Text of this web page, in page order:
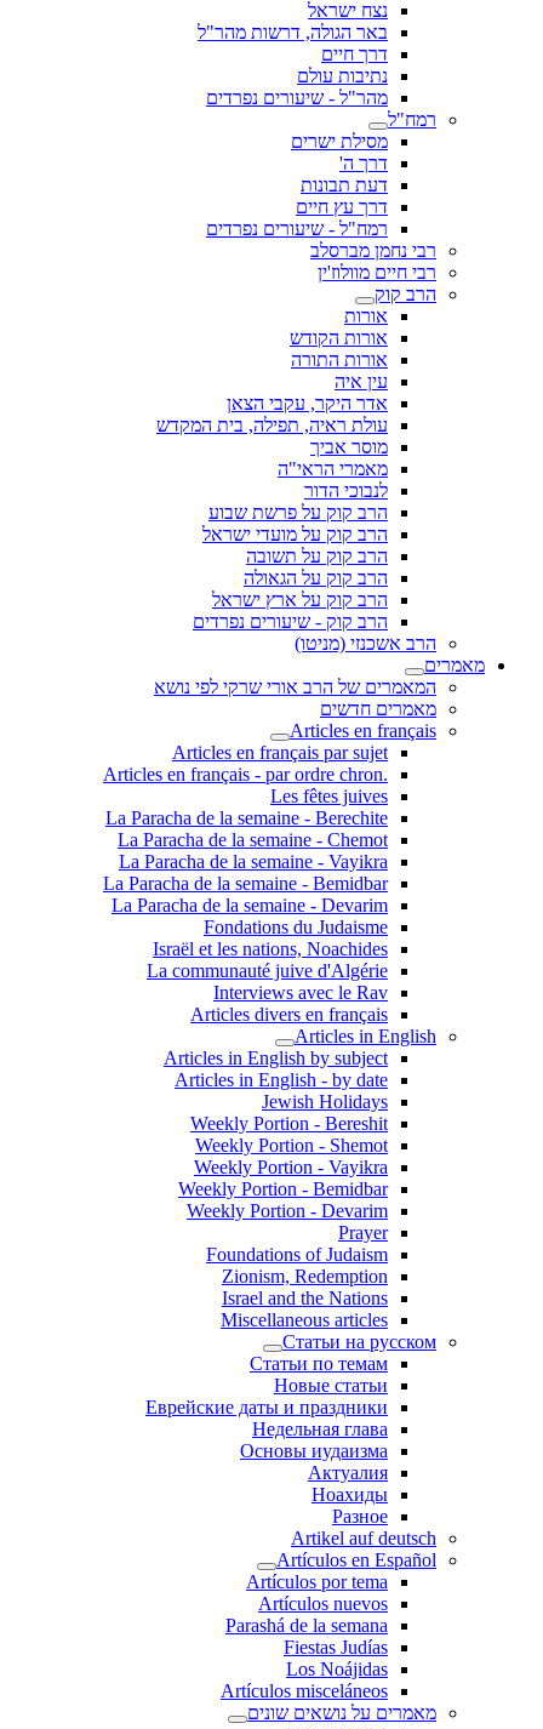
נצח ישראל
באר הגולה, דרשות מהר"ל
דרך חיים
נתיבות עולם
מהר"ל - שיעורים נפרדים
רמח"ל
מסילת ישרים
דרך ה'
דעת תבונות
דרך עץ חיים
רמח"ל - שיעורים נפרדים
רבי נחמן מברסלב
רבי חיים מוולוז'ין
הרב קוק
אורות
אורות הקודש
אורות התורה
עין איה
אדר היקר, עקבי הצאן
עולת ראיה, תפילה, בית המקדש
מוסר אביך
מאמרי הראי"ה
לנבוכי הדור
הרב קוק על פרשת שבוע
הרב קוק על מועדי ישראל
הרב קוק על תשובה
הרב קוק על הגאולה
הרב קוק על ארץ ישראל
הרב קוק - שיעורים נפרדים
הרב אשכנזי (מניטו)
מאמרים
המאמרים של הרב אורי שרקי לפי נושא
מאמרים חדשים
Articles en français
Articles en français par sujet
.Articles en français - par ordre chron
Les fêtes juives
La Paracha de la semaine - Berechite
La Paracha de la semaine - Chemot
La Paracha de la semaine - Vayikra
La Paracha de la semaine - Bemidbar
La Paracha de la semaine - Devarim
Fondations du Judaisme
Israël et les nations, Noachides
La communauté juive d'Algérie
Interviews avec le Rav
Articles divers en français
Articles in English
Articles in English by subject
Articles in English - by date
Jewish Holidays
Weekly Portion - Bereshit
Weekly Portion - Shemot
Weekly Portion - Vayikra
Weekly Portion - Bemidbar
Weekly Portion - Devarim
Prayer
Foundations of Judaism
Zionism, Redemption
Israel and the Nations
Miscellaneous articles
Статьи на русском
Статьи по темам
Новые статьи
Еврейские даты и праздники
Недельная глава
Основы иудаизма
Актуалия
Ноахиды
Разное
Artikel auf deutsch
Artículos en Español
Artículos por tema
Artículos nuevos
Parashá de la semana
Fiestas Judías
Los Noájidas
Artículos misceláneos
מאמרים על נושאים שונים